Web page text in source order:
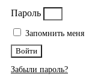
Пароль
Запомнить меня
Войти
Забыли пароль?